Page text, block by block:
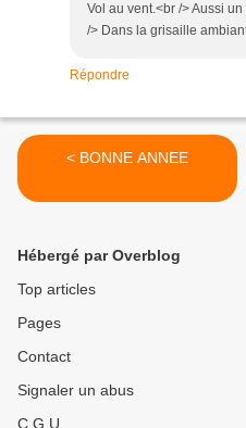
Vol au vent.<br /> Aussi
/> Dans la grisaille
Répondre
< BONNE ANNEE
Hébergé par Overblog
Top articles
Pages
Contact
Signaler un abus
C.G.U.